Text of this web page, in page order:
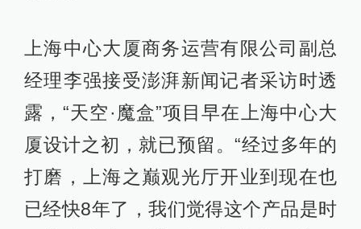
上海中心大厦商务运营有限公司副总
经理李强接受澎湃新闻记者采访时透
露，“天空·魔盒”项目早在上海中心大
厦设计之初，就已预留。“经过多年的
打磨，上海之巅观光厅开业到现在也
已经快8年了，我们觉得这个产品是时